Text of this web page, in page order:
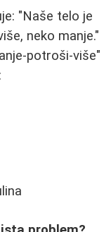
"Naše telo je
neko manje."
potroši-više"